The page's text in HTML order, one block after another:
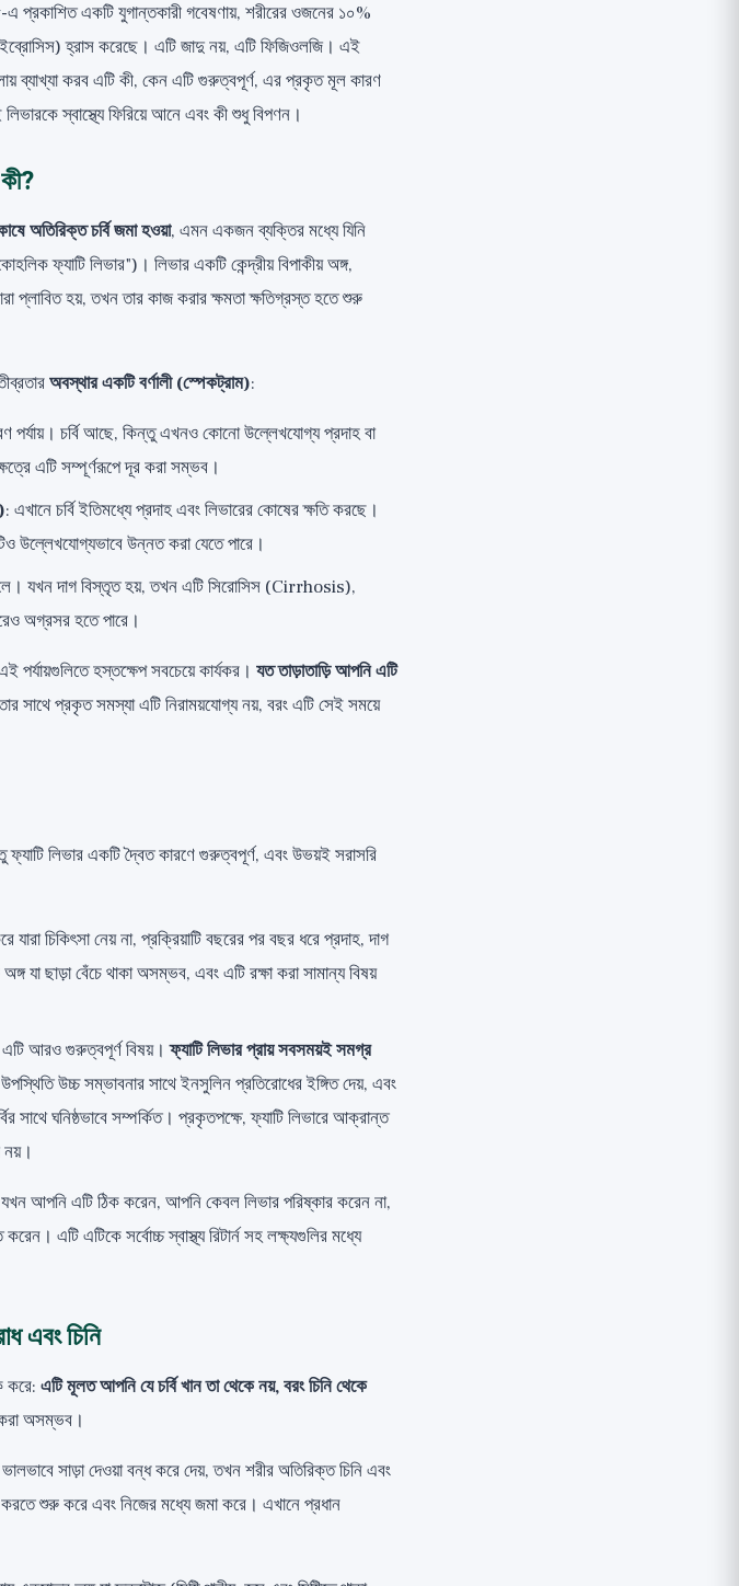
একটি যুগান্তকারী গবেষণায়, শরীরের ওজনের ১০%
হ্রাস করেছে। এটি জাদু নয়, এটি ফিজিওলজি। এই
ব্যাখ্যা করব এটি কী, কেন এটি গুরুত্বপূর্ণ, এর প্রকৃত মূল কারণ
স্বাস্থ্যে ফিরিয়ে আনে এবং কী শুধু বিপণন।
অতিরিক্ত চর্বি জমা হওয়া, এমন একজন ব্যক্তির মধ্যে যিনি
ফ্যাটি লিভার")। লিভার একটি কেন্দ্রীয় বিপাকীয় অঙ্গ,
প্লাবিত হয়, তখন তার কাজ করার ক্ষমতা ক্ষতিগ্রস্ত হতে শুরু
অবস্থার একটি বর্ণালী (স্পেকট্রাম):
পর্যায়। চর্বি আছে, কিন্তু এখনও কোনো উল্লেখযোগ্য প্রদাহ বা
এটি সম্পূর্ণরূপে দূর করা সম্ভব।
: এখানে চর্বি ইতিমধ্যে প্রদাহ এবং লিভারের কোষের ক্ষতি করছে।
উল্লেখযোগ্যভাবে উন্নত করা যেতে পারে।
ফেলে। যখন দাগ বিস্তৃত হয়, তখন এটি সিরোসিস (Cirrhosis),
অগ্রসর হতে পারে।
পর্যায়গুলিতে হস্তক্ষেপ সবচেয়ে কার্যকর। যত তাড়াতাড়ি আপনি এটি
সাথে প্রকৃত সমস্যা এটি নিরাময়যোগ্য নয়, বরং এটি সেই সময়ে
লিভার একটি দ্বৈত কারণে গুরুত্বপূর্ণ, এবং উভয়ই সরাসরি
চিকিৎসা নেয় না, প্রক্রিয়াটি বছরের পর বছর ধরে প্রদাহ, দাগ
যা ছাড়া বেঁচে থাকা অসম্ভব, এবং এটি রক্ষা করা সামান্য বিষয়
আরও গুরুত্বপূর্ণ বিষয়।ফ্যাটি লিভার প্রায় সবসময়ই সমগ্র
উচ্চ সম্ভাবনার সাথে ইনসুলিন প্রতিরোধের ইঙ্গিত দেয়, এবং
সাথে ঘনিষ্ঠভাবে সম্পর্কিত। প্রকৃতপক্ষে, ফ্যাটি লিভারে আক্রান্ত
নয়।
আপনি এটি ঠিক করেন, আপনি কেবল লিভার পরিষ্কার করেন না,
এটি এটিকে সর্বোচ্চ স্বাস্থ্য রিটার্ন সহ লক্ষ্যগুলির মধ্যে
এবং চিনি
করে: এটি মূলত আপনি যে চর্বি খান তা থেকে নয়, বরং চিনি থেকে
করা অসম্ভব।
সাড়া দেওয়া বন্ধ করে দেয়, তখন শরীর অতিরিক্ত চিনি এবং
করতে শুরু করে এবং নিজের মধ্যে জমা করে। এখানে প্রধান